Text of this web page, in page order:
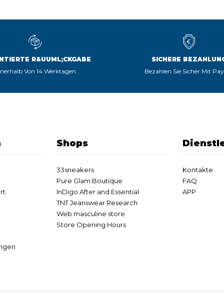
R&UUML;CKGABE
Von 14 Werktagen
SICHERE
Bezahlen Sie Sicher Mit
Shops
33sneakers
Pure Glam Boutique
InDigo After and Essential
TNT Jeanswear Research
Web masculine store
Store Opening Hours
Kontakte
FAQ
APP